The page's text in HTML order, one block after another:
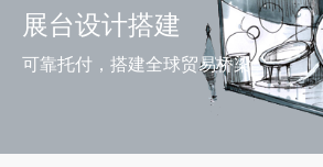
展台设计搭建
可靠托付，搭建全球贸易桥梁